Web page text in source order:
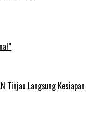
Tinjau Langsung Kesiapan